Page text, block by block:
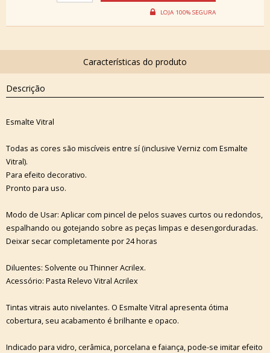
Descrição
Esmalte Vitral
Todas as cores são miscíveis entre sí (inclusive Verniz com Esmalte
Vitral).
Para efeito decorativo.
Pronto para uso.
Modo de Usar: Aplicar com pincel de pelos suaves curtos ou redondos,
espalhando ou gotejando sobre as peças limpas e desengorduradas.
Deixar secar completamente por 24 horas
Diluentes: Solvente ou Thinner Acrilex.
Acessório: Pasta Relevo Vitral Acrilex
Tintas vitrais auto nivelantes. O Esmalte Vitral apresenta ótima
cobertura, seu acabamento é brilhante e opaco.
Indicado para vidro, cerâmica, porcelana e faiança, pode-se imitar efeito